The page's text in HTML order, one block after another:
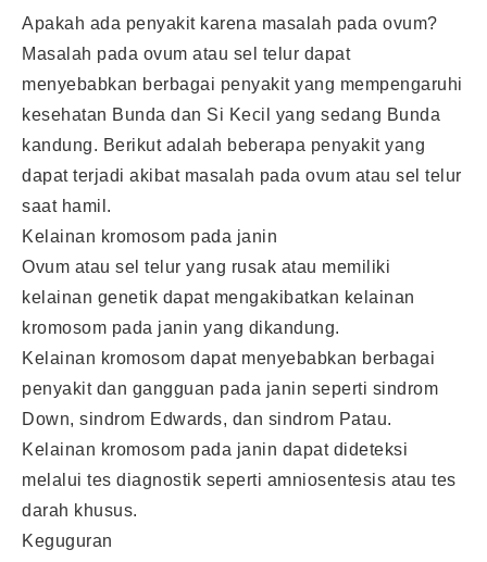
Apakah ada penyakit karena masalah pada ovum?
Masalah pada ovum atau sel telur dapat
menyebabkan berbagai penyakit yang mempengaruhi
kesehatan Bunda dan Si Kecil yang sedang Bunda
kandung. Berikut adalah beberapa penyakit yang
dapat terjadi akibat masalah pada ovum atau sel telur
saat hamil.
Kelainan kromosom pada janin
Ovum atau sel telur yang rusak atau memiliki
kelainan genetik dapat mengakibatkan kelainan
kromosom pada janin yang dikandung.
Kelainan kromosom dapat menyebabkan berbagai
penyakit dan gangguan pada janin seperti sindrom
Down, sindrom Edwards, dan sindrom Patau.
Kelainan kromosom pada janin dapat dideteksi
melalui tes diagnostik seperti amniosentesis atau tes
darah khusus.
Keguguran